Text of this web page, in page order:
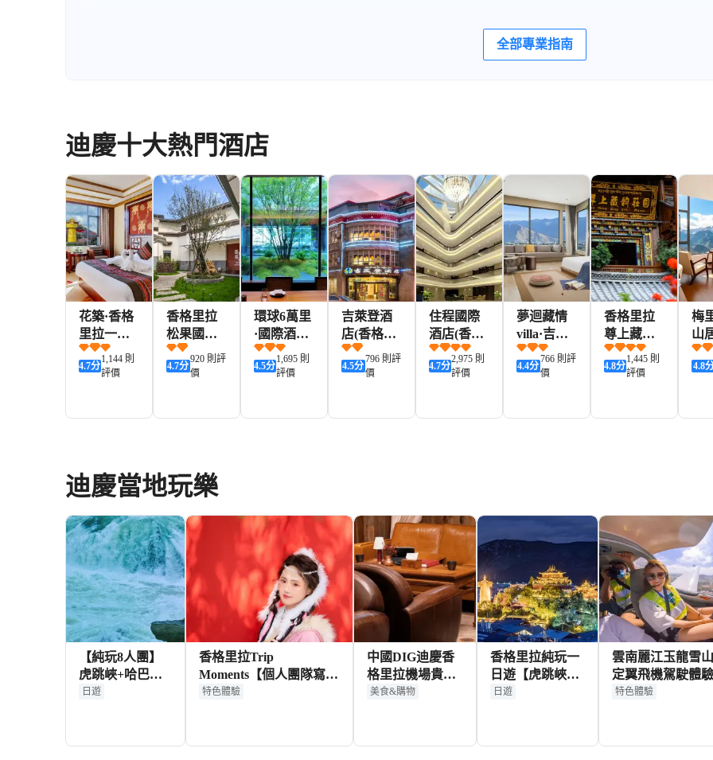
全部專業指南
迪慶十大熱門酒店
花築·香格
里拉一抹
藍美景酒
店(獨克宗
4.7分
1,144 則
評價
香格里拉
松果國際
青年社區
(獨克宗古
4.7分
920 則評
價
環球6萬里
·國際酒店
(香格里拉
獨克宗古
4.5分
1,695 則
評價
吉萊登酒
店(香格里
拉獨克宗
古城仁安
4.5分
796 則評
價
住程國際
酒店(香格
里拉獨克
宗古城店)
4.7分
2,975 則
評價
夢迴藏情
villa·吉萊
登精選供
氧酒店(香
店)
4.4分
766 則評
價
香格里拉
尊上藏韻
莊園供氧
精品酒店
4.8分
1,445 則
評價
梅
山
4.8
迪慶當地玩樂
【純玩8人團】
虎跳峽+哈巴雪
山+白水台一日
日遊
香格里拉Trip
Moments【個人團隊寫真
跟拍航拍街拍約拍陪拍抓
特色體驗
中國DIG迪慶香
格里拉機場貴賓
廳|休息室|VIP|國
美食&購物
香格里拉純玩一
日遊【虎跳峽
+獨克宗+納帕海
日遊
雲南麗江玉龍雪
定翼飛機駕駛體
+資深機長一對
特色體驗